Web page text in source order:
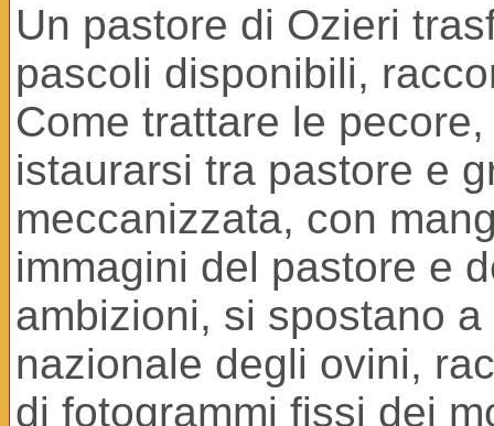
Un pastore di Ozieri
pascoli disponibili,
Come trattare le
istaurarsi tra pastore e
meccanizzata, con
immagini del pastore e
ambizioni, si spostano
nazionale degli ovini,
di fotogrammi fissi dei